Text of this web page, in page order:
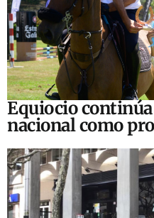
Equiocio
nacional como